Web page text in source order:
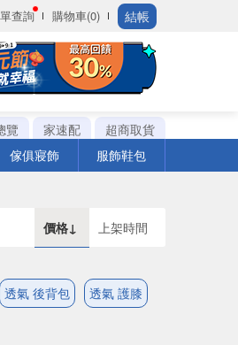
查詢 購物車(0) 結帳
覽 家速配
超商取貨
傢俱寢飾 服飾鞋包
價格↓ 上架時間
透氣 後背包 透氣 護膝